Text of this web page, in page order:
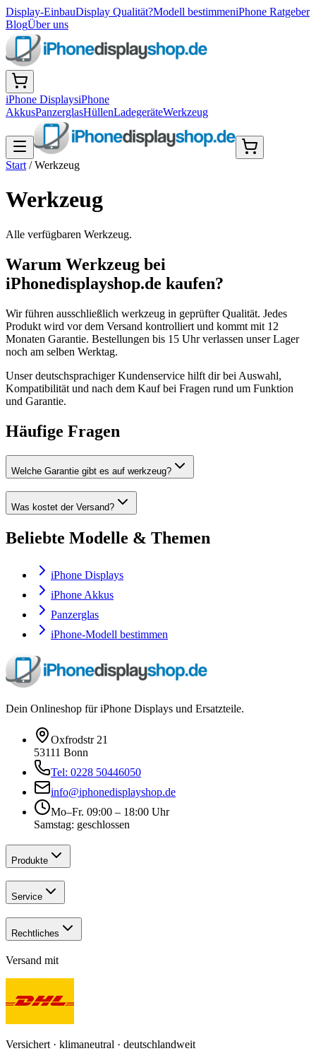
Display-EinbauDisplay Qualität?Modell bestimmeniPhone Ratgeber
BlogÜber uns
iPhone DisplaysiPhone
AkkusPanzerglasHüllenLadegeräteWerkzeug
Start /Werkzeug
Werkzeug
Alle verfügbaren Werkzeug.
Warum Werkzeug bei
iPhonedisplayshop.de kaufen?
Wir führen ausschließlich werkzeug in geprüfter Qualität. Jedes
Produkt wird vor dem Versand kontrolliert und kommt mit 12
Monaten Garantie. Bestellungen bis 15 Uhr verlassen unser Lager
noch am selben Werktag.
Unser deutschsprachiger Kundenservice hilft dir bei Auswahl,
Kompatibilität und nach dem Kauf bei Fragen rund um Funktion
und Garantie.
Häufige Fragen
Welche Garantie gibt es auf werkzeug?
Was kostet der Versand?
Beliebte Modelle & Themen
iPhone Displays
iPhone Akkus
Panzerglas
iPhone-Modell bestimmen
Dein Onlineshop für iPhone Displays und Ersatzteile.
Oxfrodstr 21
53111 Bonn
Tel: 0228 50446050
info@iphonedisplayshop.de
Mo–Fr. 09:00 – 18:00 Uhr
Samstag: geschlossen
Produkte
Service
Rechtliches
Versand mit
Versichert · klimaneutral · deutschlandweit